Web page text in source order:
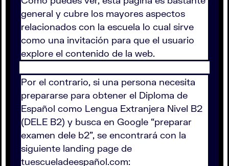
general y cubre los mayores aspectos
relacionados con la escuela lo cual sirve
como una invitación para que el usuario
explore el contenido de la web.
Por el contrario, si una persona necesita
prepararse para obtener el Diploma de
Español como Lengua Extranjera Nivel B2
(DELE B2) y busca en Google “preparar
examen dele b2”, se encontrará con la
siguiente landing page de
tuescueladeespañol.com: